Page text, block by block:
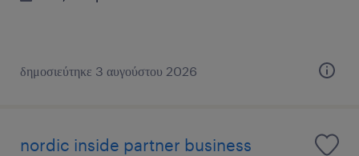
δημοσιεύτηκε 3 αυγούστου 2026
nordic inside partner business